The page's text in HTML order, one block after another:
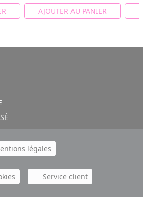
AJOUTER AU PANIER
légales
Service client